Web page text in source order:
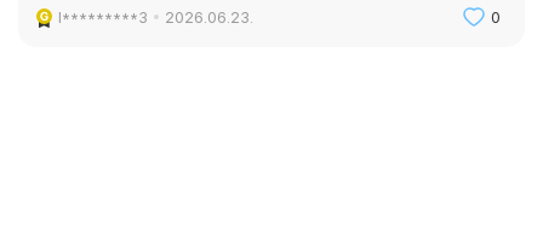
l*********3 2026.06.23. 0